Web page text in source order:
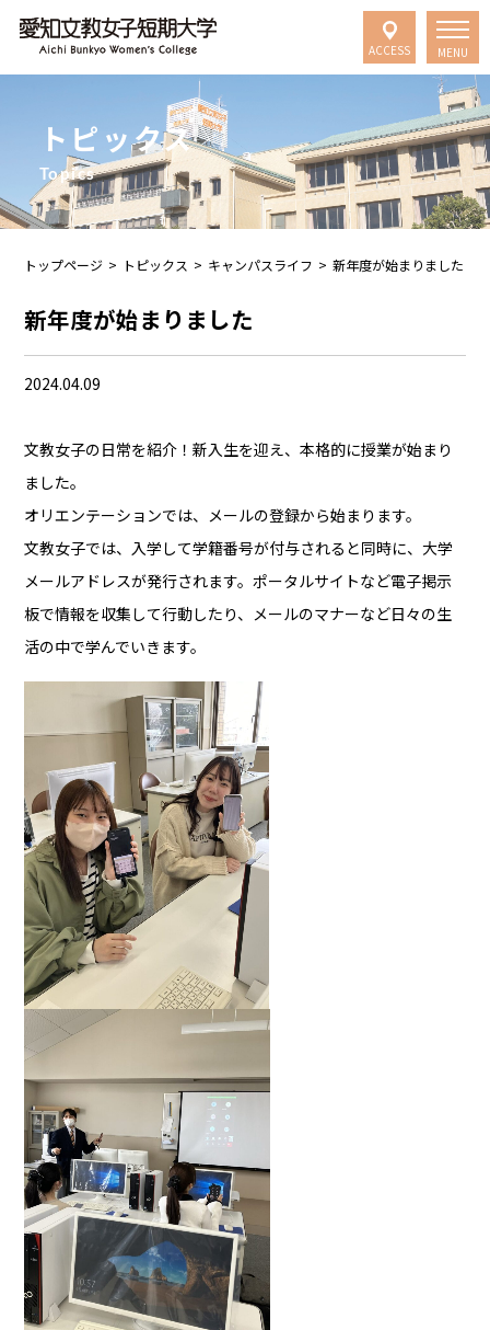
ACCESS
トピックス
Topics
MENU
トップページ > トピックス > キャンパスライフ > 新年度が始まりました
新年度が始まりました
2024.04.09
文教女子の日常を紹介！新入生を迎え、本格的に授業が始まり
ました。
オリエンテーションでは、メールの登録から始まります。
文教女子では、入学して学籍番号が付与されると同時に、大学
メールアドレスが発行されます。ポータルサイトなど電子掲示
板で情報を収集して行動したり、メールのマナーなど日々の生
活の中で学んでいきます。